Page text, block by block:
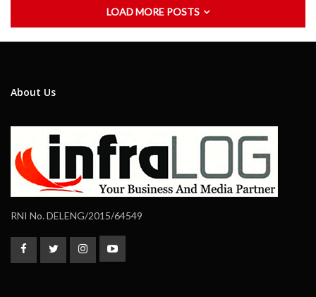
LOAD MORE POSTS
About Us
RNI No. DELENG/2015/64549